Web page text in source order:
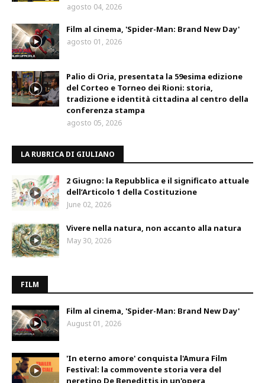
agosto 04, 2026
Film al cinema, 'Spider-Man: Brand New Day'
agosto 01, 2026
Palio di Oria, presentata la 59esima edizione
del Corteo e Torneo dei Rioni: storia,
tradizione e identità cittadina al centro della
conferenza stampa
agosto 05, 2026
LA RUBRICA DI GIULIANO
2 Giugno: la Repubblica e il significato attuale
dell’Articolo 1 della Costituzione
June 02, 2026
Vivere nella natura, non accanto alla natura
May 30, 2026
FILM
Film al cinema, 'Spider-Man: Brand New Day'
August 01, 2026
'In eterno amore' conquista l'Amura Film
Festival: la commovente storia vera del
neretino De Benedittis in un'opera